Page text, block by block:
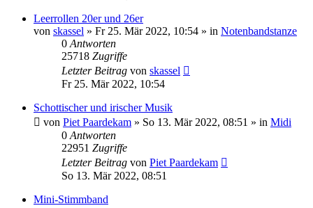
Leerrollen 20er und 26er
von skassel » Fr 25. Mär 2022, 10:54 » in Notenbandstanze
0Antworten
25718 Zugriffe
Letzter Beitrag von skassel
Fr 25. Mär 2022, 10:54
Schottischer und irischer Musik
von Piet Paardekam » So 13. Mär 2022, 08:51 » in Midi
0Antworten
22951 Zugriffe
Letzter Beitrag von Piet Paardekam
So 13. Mär 2022, 08:51
Mini-Stimmband